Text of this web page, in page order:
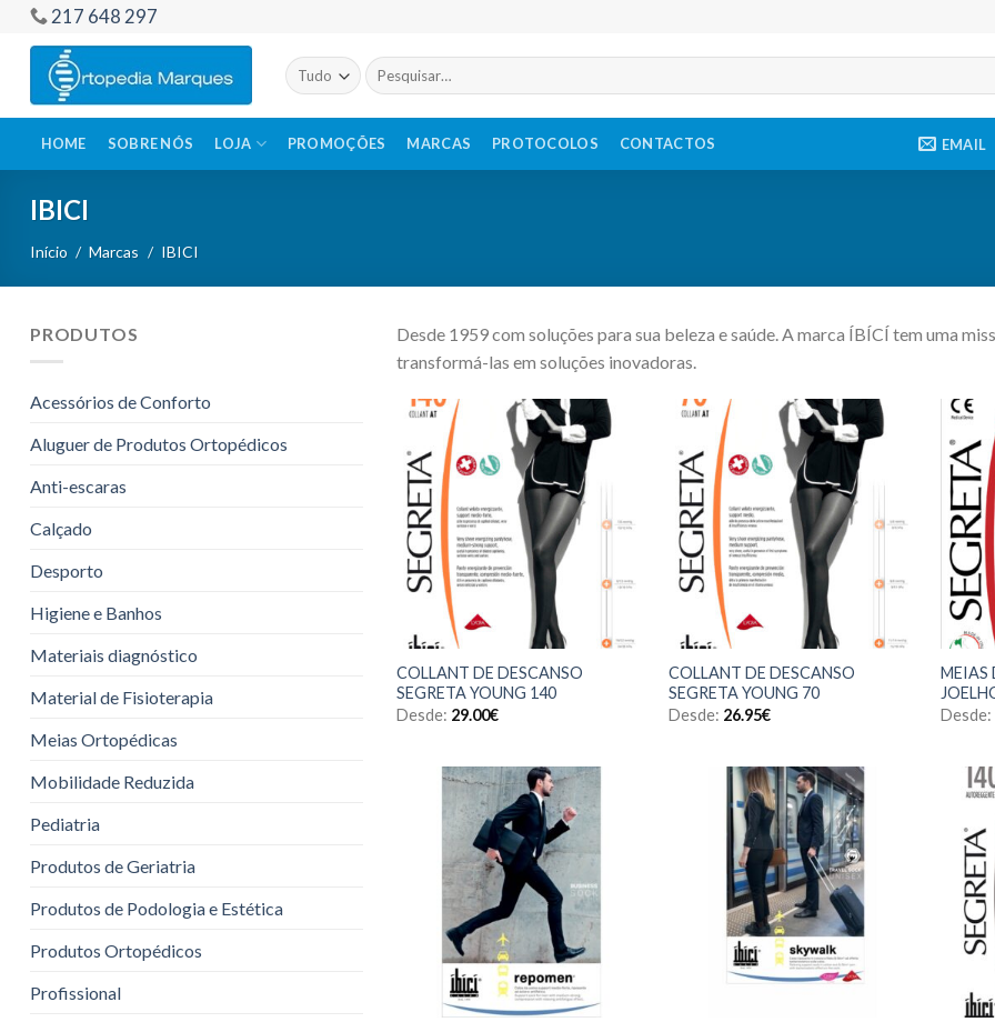
Skip
content
217 648 297
Pesquisar
por:
HOME SOBRE NÓS LOJA PROMOÇÕES MARCAS PROTOCOLOS CONTACTOS EMAIL
IBICI
Início / Marcas / IBICI
PRODUTOS
Acessórios de Conforto
Aluguer de Produtos Ortopédicos
Anti-escaras
Calçado
Desporto
Higiene e Banhos
Materiais diagnóstico
Material de Fisioterapia
Meias Ortopédicas
Mobilidade Reduzida
Pediatria
Produtos de Geriatria
Produtos de Podologia e Estética
Produtos Ortopédicos
Profissional
Desde 1959 com soluções para sua beleza e saúde. A marca ÍBÍCÍ tem uma
transformá-las em soluções inovadoras.
COLLANT DE DESCANSO
SEGRETA YOUNG 140
Desde: 29.00€
COLLANT DE DESCANSO
SEGRETA YOUNG 70
Desde: 26.95€
MEIAS
Desde: